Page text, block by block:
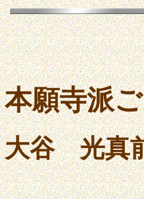
本願寺派
大谷 光真